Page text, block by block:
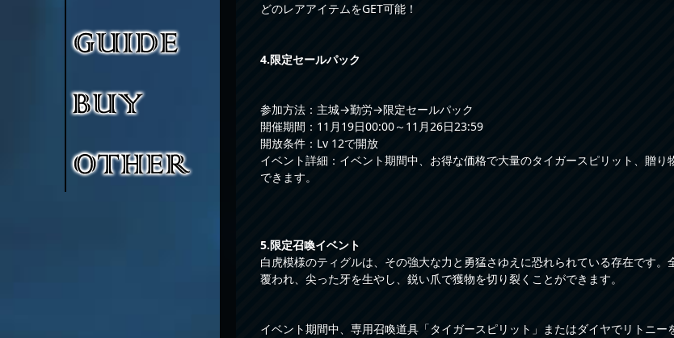
どのレアアイテムをGET可能！
4.限定セールパック
参加方法：主城→勤労→限定セールパック
開催期間：11月19日00:00～11月26日23:59
開放条件：Lv 12で開放
イベント詳細：イベント期間中、お得な価格で大量のタイガースピリット、贈り
できます。
5.限定召喚イベント
白虎模様のティグルは、その強大な力と勇猛さゆえに恐れられている存在です。
覆われ、尖った牙を生やし、鋭い爪で獲物を切り裂くことができます。
イベント期間中、専用召喚道具「タイガースピリット」またはダイヤでリトニー